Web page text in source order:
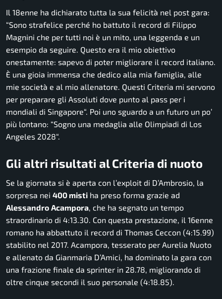
Il 18enne ha dichiarato tutta la sua felicità nel post gara:
“Sono strafelice perché ho battuto il record di Filippo
Magnini che per tutti noi è un mito, una leggenda e un
esempio da seguire. Questo era il mio obiettivo
onestamente: sapevo di poter migliorare il record italiano.
È una gioia immensa che dedico alla mia famiglia, alle
mie società e al mio allenatore. Questi Criteria mi servono
per preparare gli Assoluti dove punto al pass per i
mondiali di Singapore“. Poi uno sguardo a un futuro un po’
più lontano: “Sogno una medaglia alle Olimpiadi di Los
Angeles 2028“.
Gli altri risultati al Criteria di nuoto
Se la giornata si è aperta con l’exploit di D’Ambrosio, la
sorpresa nei 400 misti ha preso forma grazie ad
Alessandro Acampora, che ha segnato un tempo
straordinario di 4:13.30. Con questa prestazione, il 16enne
romano ha abbattuto il record di Thomas Ceccon (4:15.99)
stabilito nel 2017. Acampora, tesserato per Aurelia Nuoto
e allenato da Gianmaria D’Amici, ha dominato la gara con
una frazione finale da sprinter in 28.78, migliorando di
oltre cinque secondi il suo personale (4:18.85).